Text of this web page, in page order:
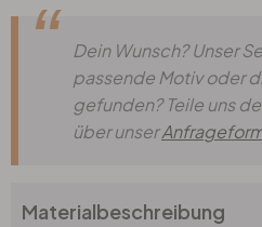
Dein Wunsch? Unser
passende Motiv oder
gefunden? Teile uns
über unser
Materialbeschreibung